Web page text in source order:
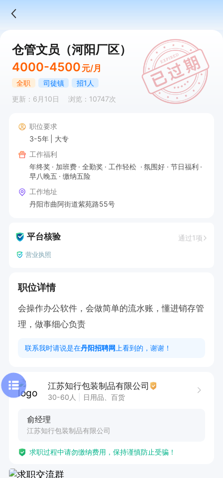
仓管文员（河阳厂区）
4000-4500 元/月
全职 司徒镇
招1人
更新：6月10日
浏览：10747次
职位要求
3-5年
大专
工作福利
年终奖
加班费 全勤奖 工作轻松 氛围好
节日福利
早八晚五
缴纳五险
工作地址
丹阳市曲阿街道紫苑路55号
平台核验 通过1项
营业执照
职位详情
会操作办公软件，会做简单的流水账，懂进销存管
理，做事细心负责
联系我时请说是在丹阳招聘网 上看到的，谢谢！
江苏知行包装制品有限公司
30-60人 日用品、百货
俞经理
江苏知行包装制品有限公司
求职过程中请勿缴纳费用，保持谨慎防止受骗！